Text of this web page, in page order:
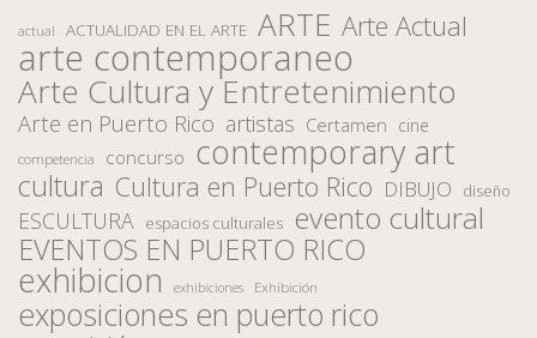
actual ACTUALIDAD EN EL ARTE ARTE Arte Actual
arte contemporaneo
Arte Cultura y Entretenimiento
Arte en Puerto Rico artistas Certamen cine
competencia concurso contemporary art
cultura Cultura en Puerto Rico DIBUJO diseño
ESCULTURA espacios culturales evento cultural
EVENTOS EN PUERTO RICO
exhibicion exhibiciones Exhibición
exposiciones en puerto rico